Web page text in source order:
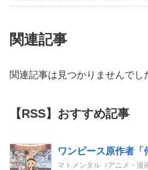
関連記事
関連記事は見つかりませんでし
【RSS】おすすめ記事
ワンピース原作者「
マトメンタル（アニメ・漫